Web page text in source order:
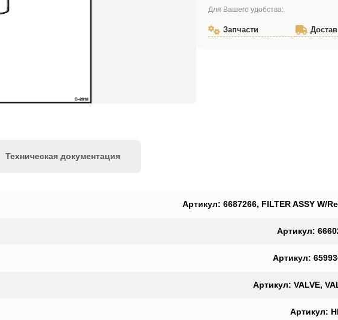
Для Вашего удобства:
Запчасти
Техническая документация
Артикул: 6687266, FILTER ASSY W/
Артикул:
Артикул:
Артикул: VALVE,
Артикул: